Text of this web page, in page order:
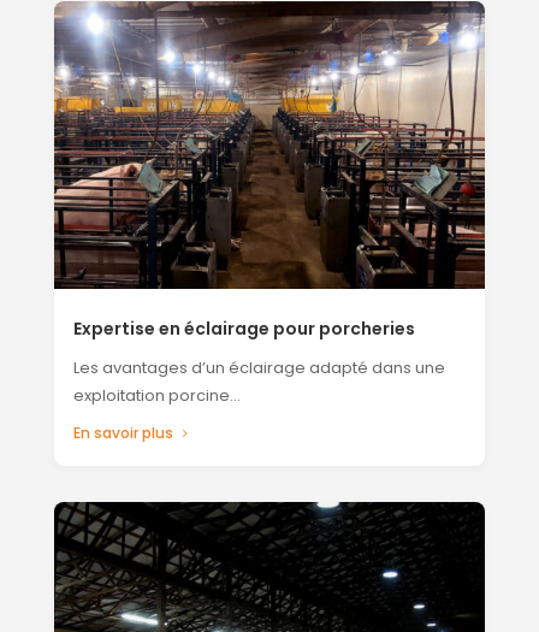
Expertise en éclairage pour porcheries
Les avantages d’un éclairage adapté dans une
exploitation porcine…
En savoir plus